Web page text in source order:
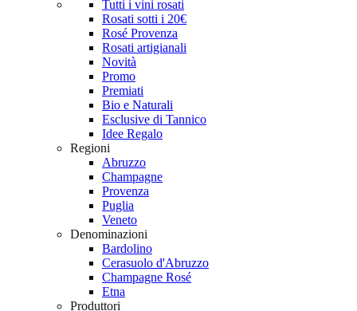
Tutti i vini rosati
Rosati sotti i 20€
Rosé Provenza
Rosati artigianali
Novità
Promo
Premiati
Bio e Naturali
Esclusive di Tannico
Idee Regalo
Regioni
Abruzzo
Champagne
Provenza
Puglia
Veneto
Denominazioni
Bardolino
Cerasuolo d'Abruzzo
Champagne Rosé
Etna
Produttori